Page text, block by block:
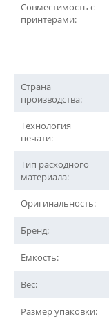
Совместимость с
принтерами:
Страна
производства:
Технология
печати:
Тип расходного
материала:
Оригинальность:
Бренд:
Емкость:
Вес:
Размер упаковки: